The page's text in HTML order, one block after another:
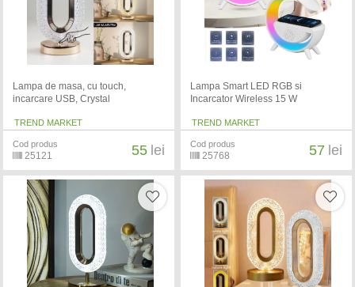
Lampa de masa, cu touch,
incarcare USB, Crystal
TREND MARKET
Cod produs
25121 55 lei
Lampa Smart LED RGB si
Incarcator Wireless 15 W
TREND MARKET
Cod produs
25768 57 lei